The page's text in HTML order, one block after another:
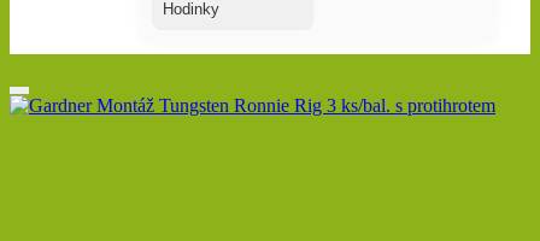
Hodinky